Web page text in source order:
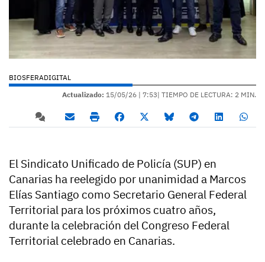
BIOSFERADIGITAL
Actualizado: 15/05/26 | 7:53| TIEMPO DE LECTURA: 2 MIN.
El Sindicato Unificado de Policía (SUP) en
Canarias ha reelegido por unanimidad a Marcos
Elías Santiago como Secretario General Federal
Territorial para los próximos cuatro años,
durante la celebración del Congreso Federal
Territorial celebrado en Canarias.